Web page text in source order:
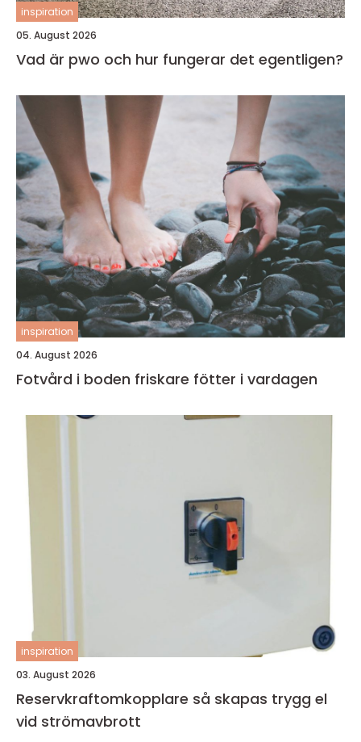
inspiration
05. August 2026
Vad är pwo och hur fungerar det egentligen?
inspiration
04. August 2026
Fotvård i boden friskare fötter i vardagen
inspiration
03. August 2026
Reservkraftomkopplare så skapas trygg el
vid strömavbrott